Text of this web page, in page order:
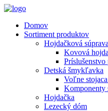
Domov
Sortiment produktov
Hojdačková súprava
Kovová
Detská šmykľavka
Voľne
Komponenty
Hojdačka
Lezecký dóm